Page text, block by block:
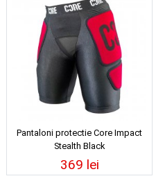
Pantaloni protectie Core Impact
Stealth Black
369 lei